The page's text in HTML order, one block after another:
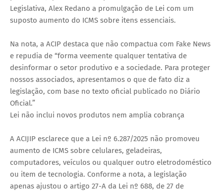
Legislativa, Alex Redano a promulgação de Lei com um
suposto aumento do ICMS sobre itens essenciais.
Na nota, a ACIP destaca que não compactua com Fake News
e repudia de “forma veemente qualquer tentativa de
desinformar o setor produtivo e a sociedade. Para proteger
nossos associados, apresentamos o que de fato diz a
legislação, com base no texto oficial publicado no Diário
Oficial.”
Lei não inclui novos produtos nem amplia cobrança
A ACIJIP esclarece que a Lei nº 6.287/2025 não promoveu
aumento de ICMS sobre celulares, geladeiras,
computadores, veículos ou qualquer outro eletrodoméstico
ou item de tecnologia. Conforme a nota, a legislação
apenas ajustou o artigo 27-A da Lei nº 688, de 27 de